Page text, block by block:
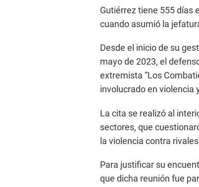
Gutiérrez tiene 555 días
cuando asumió la
Desde el inicio de su
mayo de 2023, el
extremista “Los
involucrado en violencia
La cita se realizó al
sectores, que
la violencia contra
Para justificar su
que dicha reunión fue